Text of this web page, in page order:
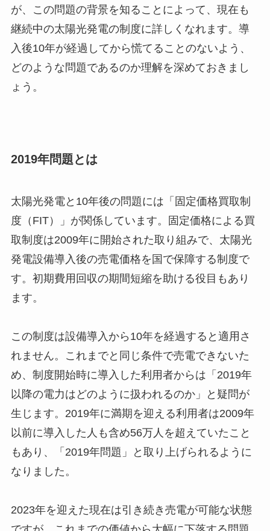
が、この問題の背景を知ることによって、現在も
継続中の太陽光発電の制度に詳しくなれます。導
入後10年が経過してから慌てることのないよう、
どのような問題であるのか理解を深めておきまし
ょう。
2019年問題とは
太陽光発電と10年後の問題には「固定価格買取制
度（FIT）」が関係しています。固定価格による買
取制度は2009年に開始された取り組みで、太陽光
発電設備導入後の売電価格を国で保障する制度で
す。初期費用回収の期間短縮を助ける役目もあり
ます。
この制度は設備導入から10年を経過すると適用さ
れません。これまでと同じ条件で売電できないた
め、制度開始時に導入した利用者からは「2019年
以降の電力はどのように扱われるのか」と疑問が
生じます。2019年に満期を迎える利用者は2009年
以前に導入した人も含め56万人を超えていたこと
もあり、「2019年問題」と取り上げられるように
なりました。
2023年を迎えた現在は引き続き売電が可能な状態